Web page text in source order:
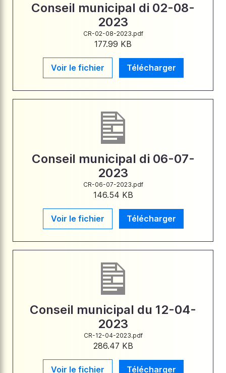
Conseil municipal di 02-08-
2023
CR-02-08-2023.pdf
177.99 KB
Voir le fichier Télécharger
Conseil municipal di 06-07-
2023
CR-06-07-2023.pdf
146.54 KB
Voir le fichier Télécharger
Conseil municipal du 12-04-
2023
CR-12-04-2023.pdf
286.47 KB
Voir le fichier Télécharger